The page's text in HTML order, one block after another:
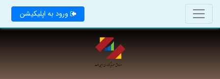
ورود به اپلیکیشن